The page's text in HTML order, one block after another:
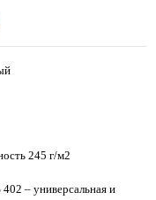
245 г/м2
– универсальная и